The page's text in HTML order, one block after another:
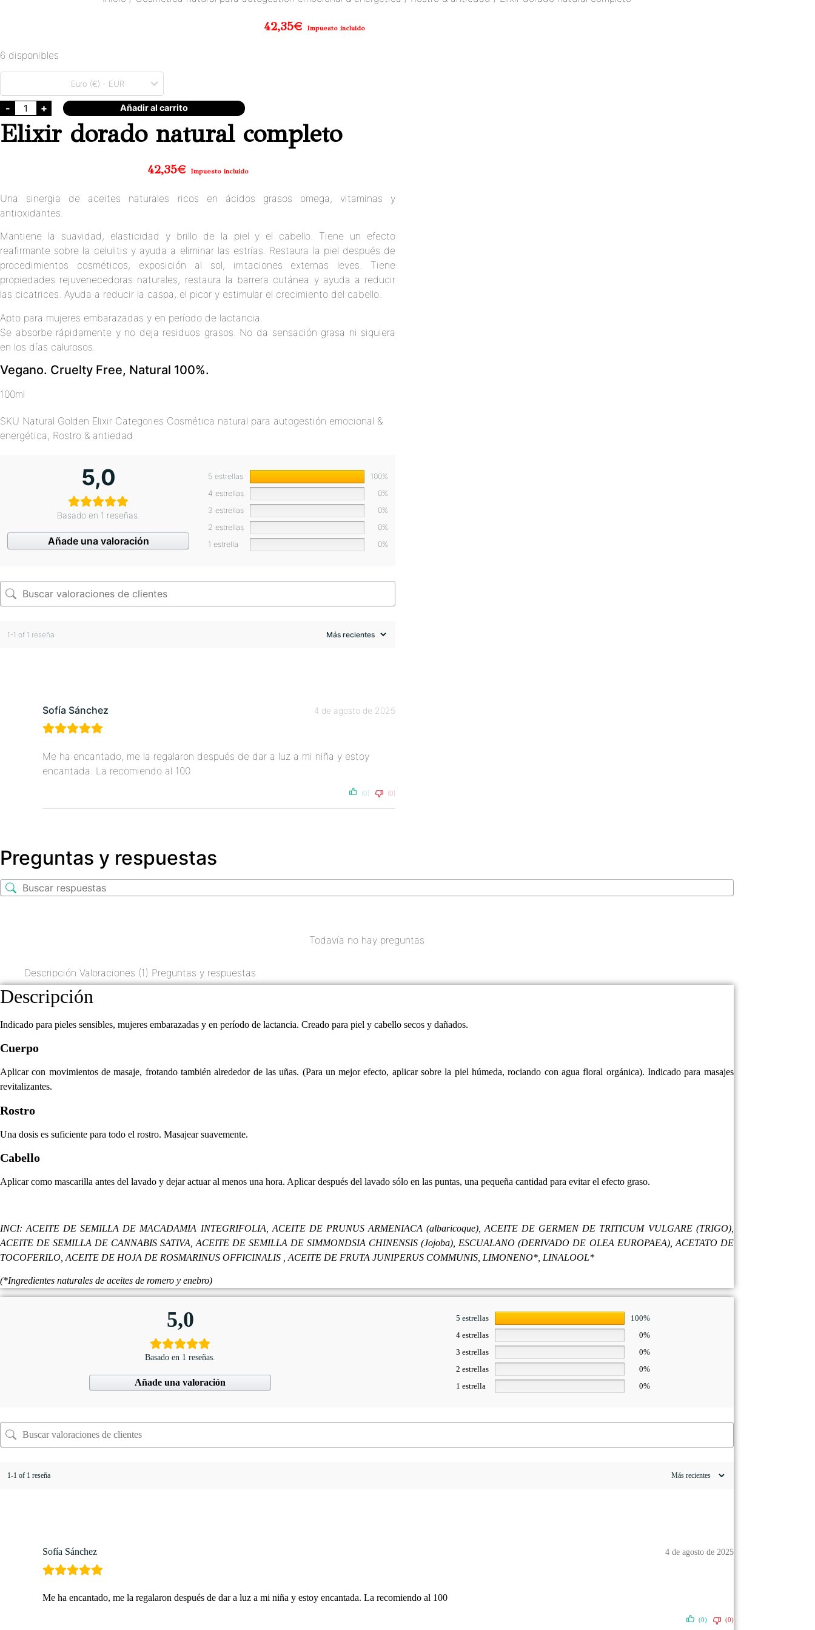
42,35€ Impuesto incluido
6 disponibles
Euro (€) - EUR
- + Añadir al carrito
Elixir dorado natural completo
42,35€ Impuesto incluido
Una sinergia de aceites naturales ricos en ácidos grasos omega, vitaminas y
antioxidantes.
Mantiene la suavidad, elasticidad y brillo de la piel y el cabello. Tiene un efecto
reafirmante sobre la celulitis y ayuda a eliminar las estrías. Restaura la piel después de
procedimientos cosméticos, exposición al sol, irritaciones externas leves. Tiene
propiedades rejuvenecedoras naturales, restaura la barrera cutánea y ayuda a reducir
las cicatrices. Ayuda a reducir la caspa, el picor y estimular el crecimiento del cabello.
Apto para mujeres embarazadas y en período de lactancia.
Se absorbe rápidamente y no deja residuos grasos. No da sensación grasa ni siquiera
en los días calurosos.
Vegano. Cruelty Free, Natural 100%.
100ml
SKU Natural Golden Elixir Categories Cosmética natural para autogestión emocional &
energética , Rostro & antiedad
5,0
Basado en 1 reseñas.
Añade una valoración
5 estrellas
100%
4 estrellas
0%
3 estrellas
0%
2 estrellas
0%
1 estrella
0%
1-1 of 1 reseña
Sofía Sánchez 4 de agosto de 2025
Me ha encantado, me la regalaron después de dar a luz a mi niña y estoy
encantada. La recomiendo al 100
(0) (0)
Preguntas y respuestas
Todavía no hay preguntas
Descripción Valoraciones (1) Preguntas y respuestas
Descripción
Indicado para pieles sensibles, mujeres embarazadas y en período de lactancia. Creado para piel y cabello secos y dañados.
Cuerpo
Aplicar con movimientos de masaje, frotando también alrededor de las uñas. (Para un mejor efecto, aplicar sobre la piel húmeda, rociando con agua floral orgánica). Indicado para masajes
revitalizantes.
Rostro
Una dosis es suficiente para todo el rostro. Masajear suavemente.
Cabello
Aplicar como mascarilla antes del lavado y dejar actuar al menos una hora. Aplicar después del lavado sólo en las puntas, una pequeña cantidad para evitar el efecto graso.
INCI: ACEITE DE SEMILLA DE MACADAMIA INTEGRIFOLIA, ACEITE DE PRUNUS ARMENIACA (albaricoque), ACEITE DE GERMEN DE TRITICUM VULGARE (TRIGO),
ACEITE DE SEMILLA DE CANNABIS SATIVA, ACEITE DE SEMILLA DE SIMMONDSIA CHINENSIS (Jojoba), ESCUALANO (DERIVADO DE OLEA EUROPAEA), ACETATO DE
TOCOFERILO, ACEITE DE HOJA DE ROSMARINUS OFFICINALIS , ACEITE DE FRUTA JUNIPERUS COMMUNIS, LIMONENO*, LINALOOL*
(*Ingredientes naturales de aceites de romero y enebro)
5,0
Basado en 1 reseñas.
Añade una valoración
5 estrellas
100%
4 estrellas
0%
3 estrellas
0%
2 estrellas
0%
1 estrella
0%
1-1 of 1 reseña
Sofía Sánchez 4 de agosto de 2025
Me ha encantado, me la regalaron después de dar a luz a mi niña y estoy encantada. La recomiendo al 100
(0) (0)